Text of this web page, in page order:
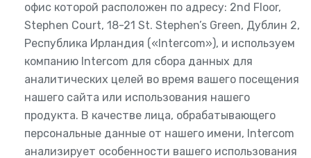
офис которой расположен по адресу: 2nd Floor,
Stephen Court, 18-21 St. Stephen’s Green, Дублин 2,
Республика Ирландия («Intercom»), и используем
компанию Intercom для сбора данных для
аналитических целей во время вашего посещения
нашего сайта или использования нашего
продукта. В качестве лица, обрабатывающего
персональные данные от нашего имени, Intercom
анализирует особенности вашего использования